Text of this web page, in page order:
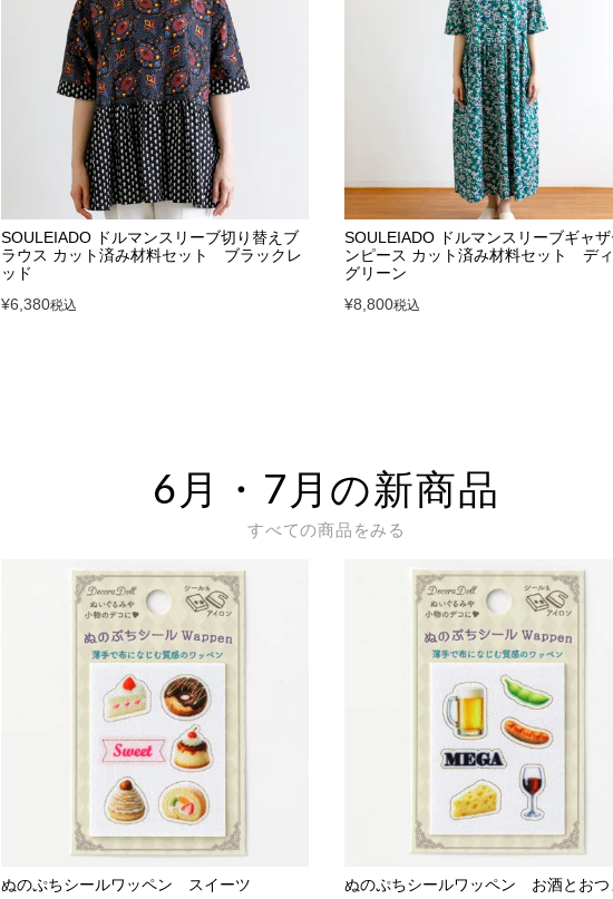
SOULEIADO ドルマンスリーブ切り替えブ
ラウス カット済み材料セット ブラックレ
ッド
¥6,380税込
SOULEIADO ドルマンスリーブギャザ
ンピース カット済み材料セット デ
グリーン
¥8,800税込
6月・7月の新商品
すべての商品をみる
ぬのぷちシールワッペン スイーツ
ぬのぷちシールワッペン お酒とおつ